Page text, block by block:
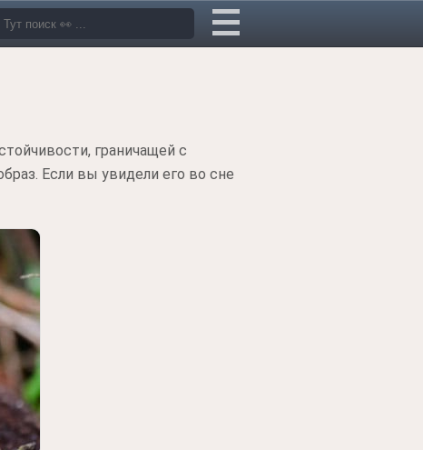
граничащей с
Если вы увидели его во сне